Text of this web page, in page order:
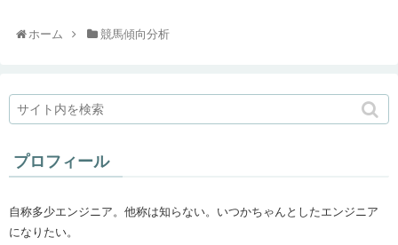
ホーム 競馬傾向分析
プロフィール
自称多少エンジニア。他称は知らない。いつかちゃんとしたエンジニア
になりたい。